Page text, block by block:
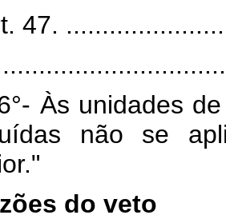
47.
Às unidades de
não se
do veto